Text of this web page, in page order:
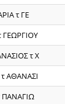
τ ΓΕ
τ Χ
ΑΘΑΝΑΣΙ
ΠΑΝΑΓΙΩ